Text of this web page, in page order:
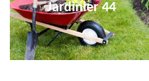
Jardinier 44